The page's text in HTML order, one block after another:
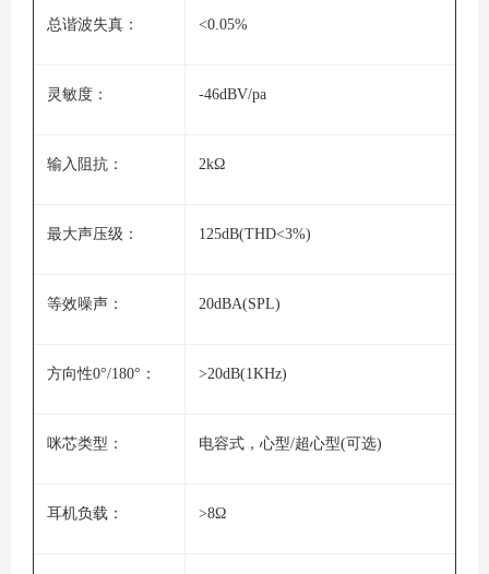
总谐波失真： <0.05%
灵敏度： -46dBV/pa
输入阻抗： 2kΩ
最大声压级： 125dB(THD<3%)
等效噪声： 20dBA(SPL)
方向性0°/180°： >20dB(1KHz)
咪芯类型： 电容式，心型/超心型(可选)
耳机负载： >8Ω